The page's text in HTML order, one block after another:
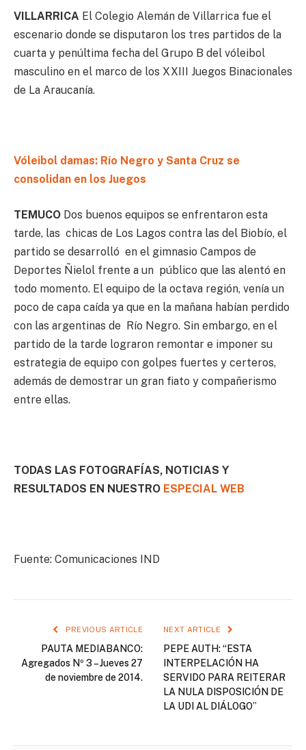
VILLARRICA El Colegio Alemán de Villarrica fue el
escenario donde se disputaron los tres partidos de la
cuarta y penúltima fecha del Grupo B del vóleibol
masculino en el marco de los XXIII Juegos Binacionales
de La Araucanía.
Vóleibol damas: Río Negro y Santa Cruz se
consolidan en los Juegos
TEMUCO Dos buenos equipos se enfrentaron esta
tarde, las chicas de Los Lagos contra las del Biobío, el
partido se desarrolló en el gimnasio Campos de
Deportes Ñielol frente a un público que las alentó en
todo momento. El equipo de la octava región, venía un
poco de capa caída ya que en la mañana habían perdido
con las argentinas de Río Negro. Sin embargo, en el
partido de la tarde lograron remontar e imponer su
estrategia de equipo con golpes fuertes y certeros,
además de demostrar un gran fiato y compañerismo
entre ellas.
TODAS LAS FOTOGRAFÍAS, NOTICIAS Y
RESULTADOS EN NUESTRO ESPECIAL WEB
Fuente: Comunicaciones IND
PREVIOUS ARTICLE
PAUTA MEDIABANCO:
Agregados Nº 3 – Jueves 27
de noviembre de 2014.
NEXT ARTICLE
PEPE AUTH: “ESTA
INTERPELACIÓN HA
SERVIDO PARA REITERAR
LA NULA DISPOSICIÓN DE
LA UDI AL DIÁLOGO”